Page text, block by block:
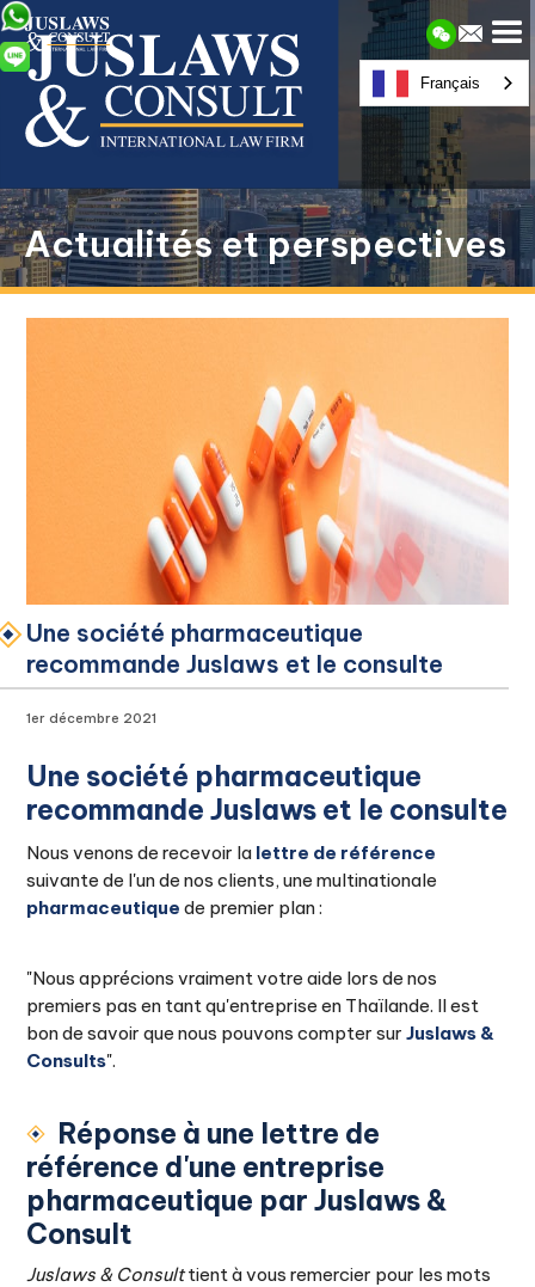
Actualités et perspectives
Une société pharmaceutique
recommande Juslaws et le consulte
1er décembre 2021
Une société pharmaceutique
recommande Juslaws et le consulte
Nous venons de recevoir la lettre de référence
suivante de l'un de nos clients, une multinationale
pharmaceutique de premier plan :
"Nous apprécions vraiment votre aide lors de nos
premiers pas en tant qu'entreprise en Thaïlande. Il est
bon de savoir que nous pouvons compter surJuslaws &
Consults".
Réponse à une lettre de
référence d'une entreprise
pharmaceutique par Juslaws &
Consult
Juslaws & Consulttient à vous remercier pour les mots
Français